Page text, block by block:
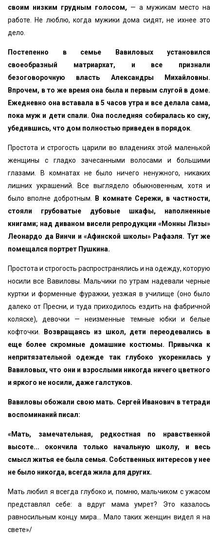
своим низким грудным голосом, — а мужикам место на
работе. Не люблю, когда мужики дома сидят, не ихнее это
дело.
Постепенно в семье Вавиловых установился
своеобразный матриархат, и все признали
безоговорочную власть Александры Михайловны.
Впрочем, в то же время она была и первым слугой в доме.
Ежедневно она вставала в 5 часов утра и все делала сама,
пока муж и дети спали. Она последняя собиралась ко сну,
убедившись, что дом полностью приведен в порядок
Простота и строгость царили во владениях этой маленькой
женщины с гладко зачесанными волосами и большими
глазами. В комнатах не было ничего ненужного, никаких
лишних украшений. Все выглядело обыкновенным, хотя и
было вполне добротным.
В комнате Сережи, в частности,
стояли грубоватые дубовые шкафы, наполненные
книгами; над диваном висели репродукции «Монны Лизы»
Леонардо да Винчи и «Афинской школы» Рафаэля. Тут же
помещался портрет Пушкина.
Простота и строгость распространялись и на одежду, которую
носили все Вавиловы. Мальчики по утрам надевали черные
куртки и форменные фуражки, уезжая в училище (оно было
далеко от Пресни, и туда приходилось ездить на фабричной
коляске), девочки — неизменные темные юбки и белые
кофточки.
Возвращаясь из школ, дети переодевались в
еще более скромные домашние костюмы. Привычка к
непритязательной одежде так глубоко укоренилась у
Вавиловых, что они и взрослыми никогда ничего цветного
и яркого не носили, даже галстуков.
Вавиловы обожали свою мать. Сергей Иванович в тетради
воспоминаний писал:
«Мать, замечательная, редкостная по нравственной
высоте... окончила только начальную школу, и весь
смысл житья ее была семья. Собственных интересов у нее
не было никогда, всегда жила для других.
Мать любил я всегда глубоко и, помню, мальчиком с ужасом
представлял себе: а вдруг мама умрет? Это казалось
равносильным концу мира... Мало таких женщин видел я на
свете»/